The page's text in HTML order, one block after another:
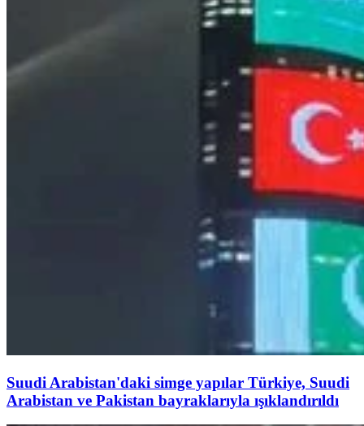
Suudi Arabistan'daki simge yapılar Türkiye, Suudi
Arabistan ve Pakistan bayraklarıyla ışıklandırıldı